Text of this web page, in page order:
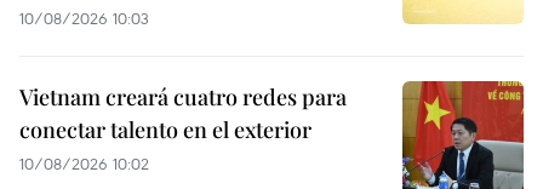
10/08/2026 10:03
Vietnam creará cuatro redes para
conectar talento en el exterior
10/08/2026 10:02